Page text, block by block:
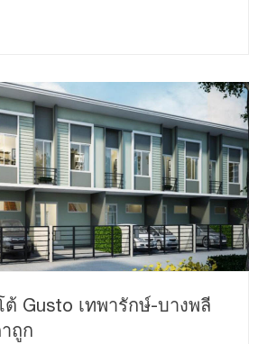
Gusto เทพารักษ์-บางพลี
ถูก